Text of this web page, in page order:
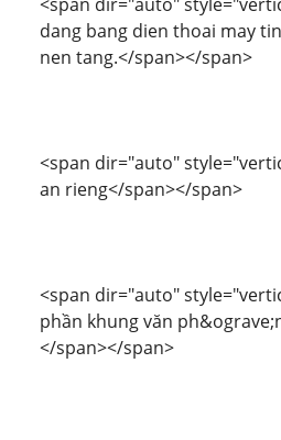
dang bang dien thoai may
nen tang.</span></span>
<span dir="auto"
an rieng</span></span>
<span dir="auto"
phần khung văn
</span></span>